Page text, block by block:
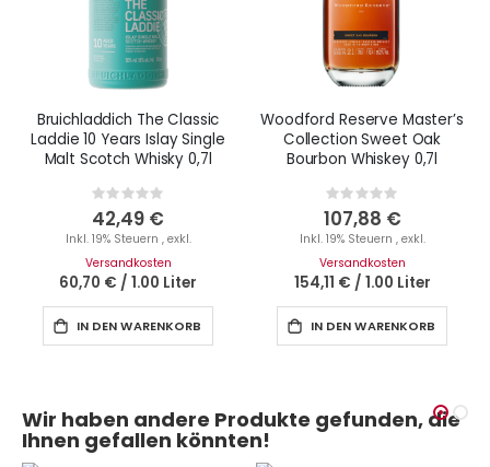
Bruichladdich The Classic
Laddie 10 Years Islay Single
Malt Scotch Whisky 0,7l
Rating:
0%
42,49 €
Inkl. 19% Steuern , exkl.
Versandkosten
60,70 € / 1.00 Liter
IN DEN WARENKORB
Woodford Reserve Master’s
Collection Sweet Oak
Bourbon Whiskey 0,7l
Rating:
0%
107,88 €
Inkl. 19% Steuern , exkl.
Versandkosten
154,11 € / 1.00 Liter
IN DEN WARENKORB
Wir haben andere Produkte gefunden, die
Ihnen gefallen könnten!